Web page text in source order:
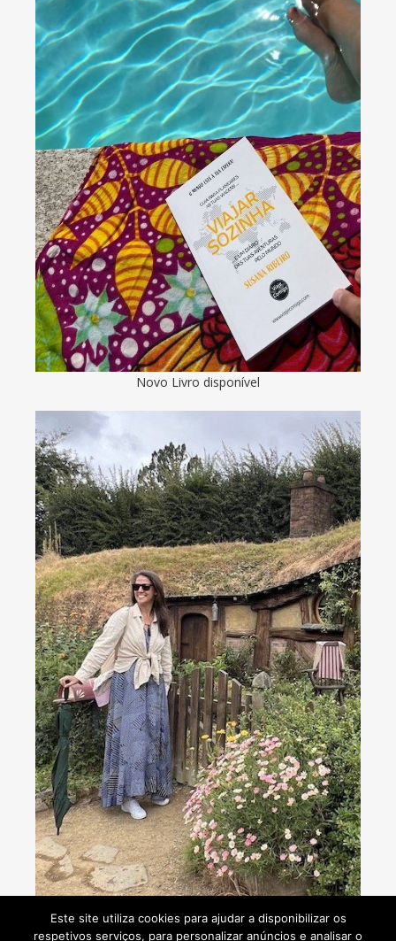
Novo Livro disponível
Consultoria de viagens - Agente de Viagens
Este site utiliza cookies para ajudar a disponibilizar os
respetivos serviços, para personalizar anúncios e analisar o